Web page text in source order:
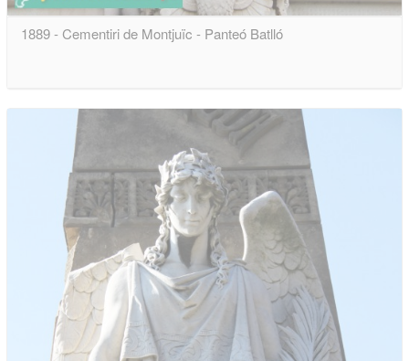
1889 - Cementiri de Montjuïc - Panteó Batlló